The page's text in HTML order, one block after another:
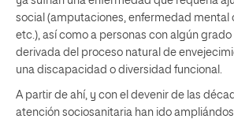
social (amputaciones, enfermedad mental
etc.), así como a personas con algún
derivada del proceso natural de
una discapacidad o diversidad funcional.
A partir de ahí, y con el devenir de las
atención sociosanitaria han ido